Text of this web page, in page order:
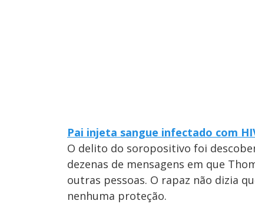
Pai injeta sangue infectado com
O delito do soropositivo foi
dezenas de mensagens em que
outras pessoas. O rapaz não dizia
nenhuma proteção.